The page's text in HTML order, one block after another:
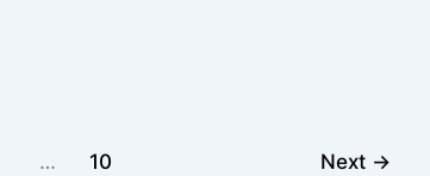
… 10 Next →